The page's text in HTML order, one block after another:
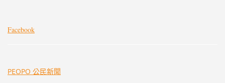
Facebook
PEOPO 公民新聞